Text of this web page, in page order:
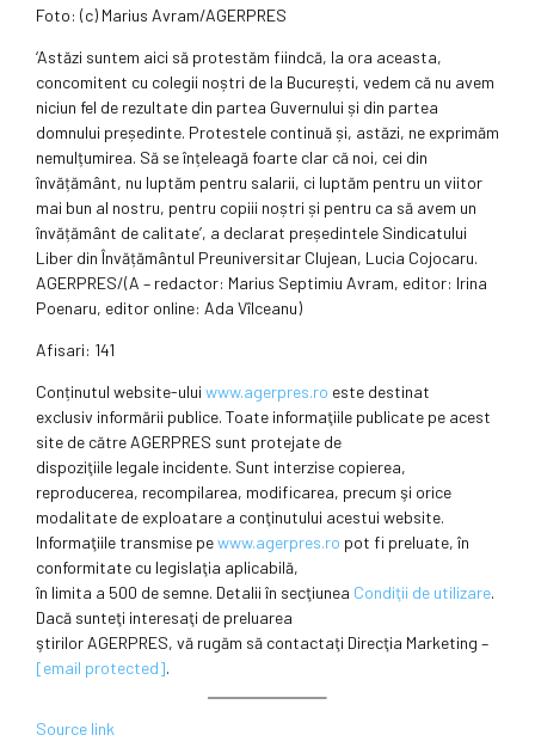
Foto: (c) Marius Avram/AGERPRES
‘Astăzi suntem aici să protestăm fiindcă, la ora aceasta,
concomitent cu colegii noștri de la București, vedem că nu avem
niciun fel de rezultate din partea Guvernului și din partea
domnului președinte. Protestele continuă și, astăzi, ne exprimăm
nemulțumirea. Să se înțeleagă foarte clar că noi, cei din
învățământ, nu luptăm pentru salarii, ci luptăm pentru un viitor
mai bun al nostru, pentru copiii noștri și pentru ca să avem un
învățământ de calitate’, a declarat președintele Sindicatului
Liber din Învățământul Preuniversitar Clujean, Lucia Cojocaru.
AGERPRES/(A – redactor: Marius Septimiu Avram, editor: Irina
Poenaru, editor online: Ada Vîlceanu)
Afisari: 141
Conținutul website-ului www.agerpres.ro este destinat
exclusiv informării publice. Toate informaţiile publicate pe acest
site de către AGERPRES sunt protejate de
dispoziţiile legale incidente. Sunt interzise copierea,
reproducerea, recompilarea, modificarea, precum şi orice
modalitate de exploatare a conţinutului acestui website.
Informaţiile transmise pewww.agerpres.ro pot fi preluate, în
conformitate cu legislaţia aplicabilă,
în limita a 500 de semne. Detalii în secţiunea Condiţii de utilizare.
Dacă sunteţi interesaţi de preluarea
ştirilor AGERPRES, vă rugăm să contactaţi Direcţia Marketing –
[email protected].
Source link